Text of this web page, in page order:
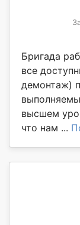
Бригада
все
демонтаж)
высшем
что нам ...